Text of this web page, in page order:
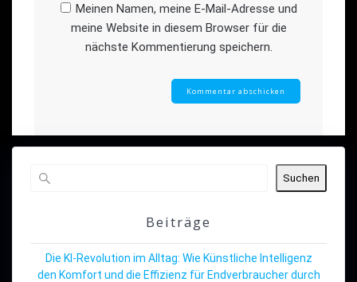
Meinen Namen, meine E-Mail-Adresse und
meine Website in diesem Browser für die
nächste Kommentierung speichern.
Suchen
Beiträge
Die KI-Revolution im Alltag: Wie Künstliche Intelligenz
den Komfort und die Effizienz für Endverbraucher durch